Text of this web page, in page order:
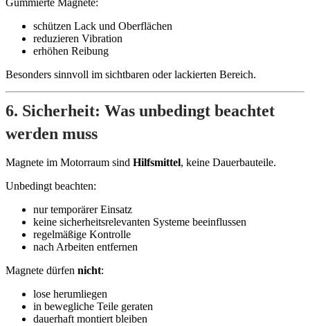
Gummierte Magnete:
schützen Lack und Oberflächen
reduzieren Vibration
erhöhen Reibung
Besonders sinnvoll im sichtbaren oder lackierten Bereich.
6. Sicherheit: Was unbedingt beachtet
werden muss
Magnete im Motorraum sind Hilfsmittel, keine Dauerbauteile.
Unbedingt beachten:
nur temporärer Einsatz
keine sicherheitsrelevanten Systeme beeinflussen
regelmäßige Kontrolle
nach Arbeiten entfernen
Magnete dürfen nicht:
lose herumliegen
in bewegliche Teile geraten
dauerhaft montiert bleiben